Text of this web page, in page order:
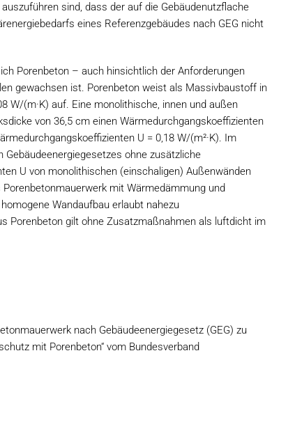
sind, dass der auf die Gebäudenutzflache
eines Referenzgebäudes nach GEG nicht
Porenbeton – auch hinsichtlich der Anforderungen
gewachsen ist. Porenbeton weist als Massivbaustoff in
W/(m·K) auf. Eine monolithische, innen und außen
von 36,5 cm einen Wärmedurchgangskoeffizienten
U = 0,18 W/(m²·K). Im
ohne zusätzliche
U von monolithischen (einschaligen) Außenwänden
mit Wärmedämmung und
Wandaufbau erlaubt nahezu
Porenbeton gilt ohne Zusatzmaßnahmen als luftdicht im
nach Gebäudeenergiegesetz (GEG) zu
mit Porenbeton“ vom Bundesverband